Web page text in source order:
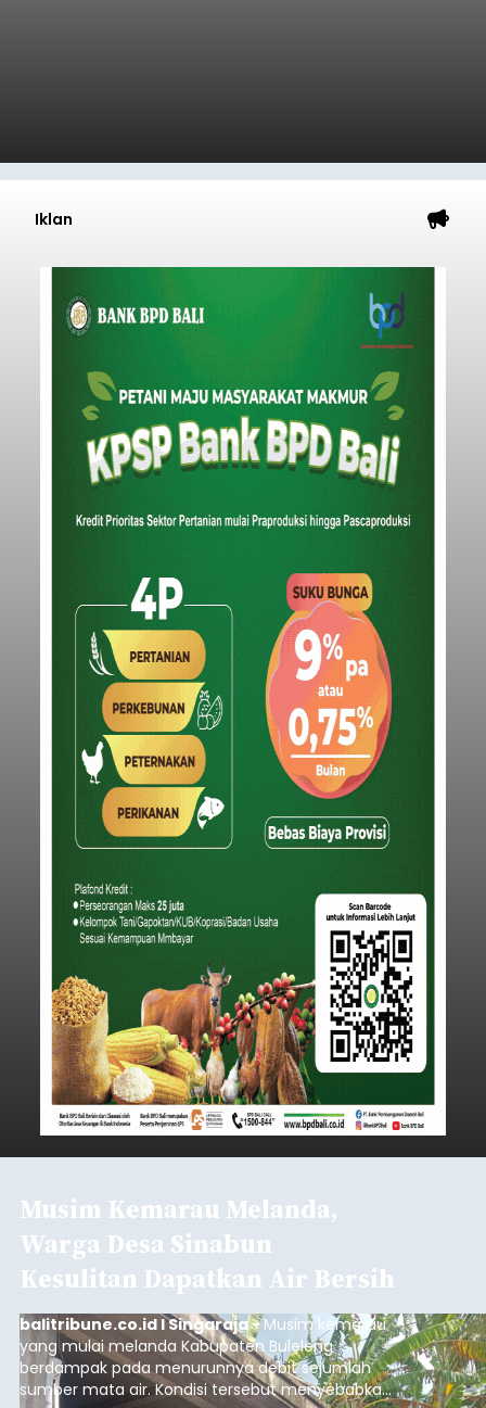
Iklan
Musim Kemarau Melanda,
Warga Desa Sinabun
Kesulitan Dapatkan Air Bersih
balitribune.co.id I Singaraja -Musim kemarau
yang mulai melanda Kabupaten Buleleng
berdampak pada menurunnya debit sejumlah
sumber mata air. Kondisi tersebut menyebabkan